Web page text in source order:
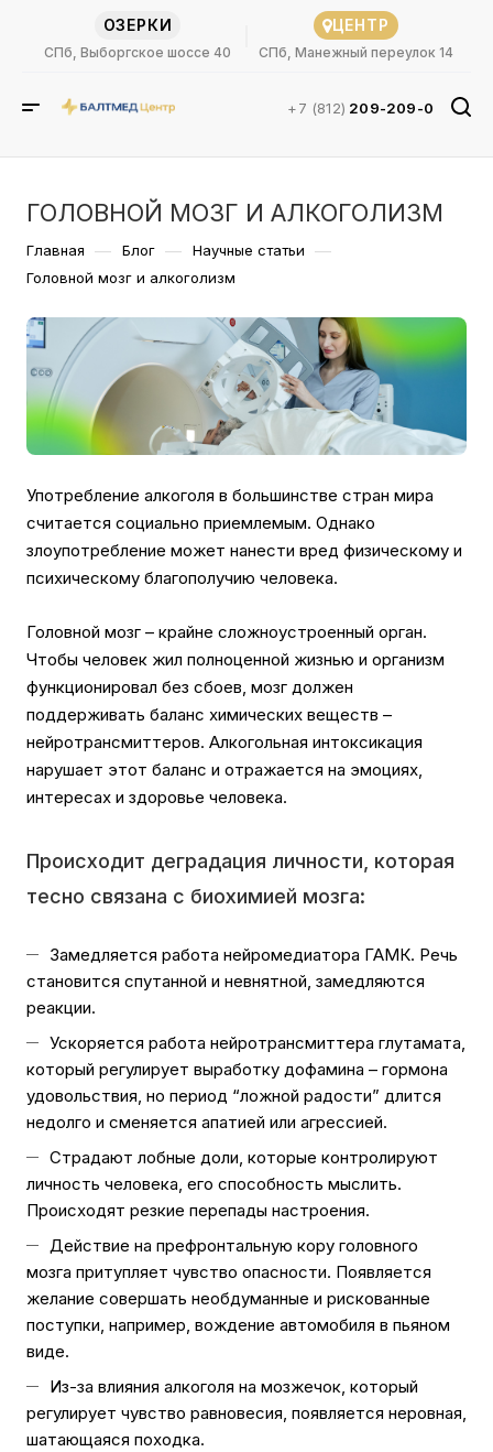
ОЗЕРКИ
СПб, Выборгское шоссе 40
ЦЕНТР
СПб, Манежный переулок 14
+7 (812) 209-209-0
ГОЛОВНОЙ МОЗГ И АЛКОГОЛИЗМ
Главная — Блог — Научные статьи —
Головной мозг и алкоголизм
Употребление алкоголя в большинстве стран мира
считается социально приемлемым. Однако
злоупотребление может нанести вред физическому и
психическому благополучию человека.
Головной мозг – крайне сложноустроенный орган.
Чтобы человек жил полноценной жизнью и организм
функционировал без сбоев, мозг должен
поддерживать баланс химических веществ –
нейротрансмиттеров. Алкогольная интоксикация
нарушает этот баланс и отражается на эмоциях,
интересах и здоровье человека.
Происходит деградация личности, которая
тесно связана с биохимией мозга:
Замедляется работа нейромедиатора ГАМК. Речь
становится спутанной и невнятной, замедляются
реакции.
Ускоряется работа нейротрансмиттера глутамата,
который регулирует выработку дофамина – гормона
удовольствия, но период “ложной радости” длится
недолго и сменяется апатией или агрессией.
Страдают лобные доли, которые контролируют
личность человека, его способность мыслить.
Происходят резкие перепады настроения.
Действие на префронтальную кору головного
мозга притупляет чувство опасности. Появляется
желание совершать необдуманные и рискованные
поступки, например, вождение автомобиля в пьяном
виде.
Из-за влияния алкоголя на мозжечок, который
регулирует чувство равновесия, появляется неровная,
шатающаяся походка.